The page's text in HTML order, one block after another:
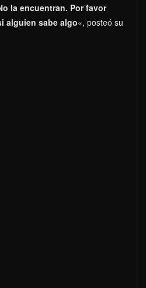
la encuentran. Por favor
alguien sabe algo«, posteó su